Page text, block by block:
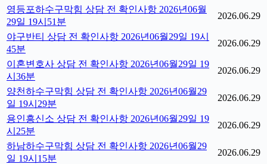
영등포하수구막힘 상담 전 확인사항 2026년06월
29일 19시51분
2026.06.29
야구반티 상담 전 확인사항 2026년06월29일 19시
45분
2026.06.29
이혼변호사 상담 전 확인사항 2026년06월29일 19
시36분
2026.06.29
양천하수구막힘 상담 전 확인사항 2026년06월29
일 19시29분
2026.06.29
용인흥신소 상담 전 확인사항 2026년06월29일 19
시25분
2026.06.29
하남하수구막힘 상담 전 확인사항 2026년06월29
일 19시15분
2026.06.29